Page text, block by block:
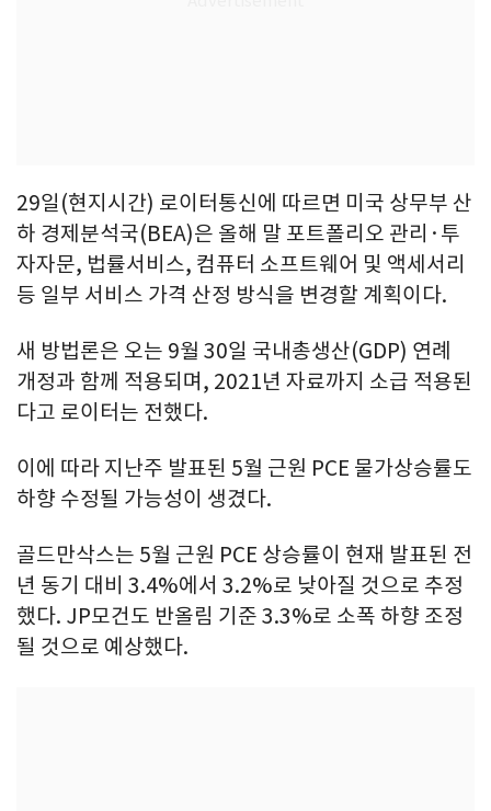
29일(현지시간) 로이터통신에 따르면 미국 상무부 산
하 경제분석국(BEA)은 올해 말 포트폴리오 관리·투
자자문, 법률서비스, 컴퓨터 소프트웨어 및 액세서리
등 일부 서비스 가격 산정 방식을 변경할 계획이다.
새 방법론은 오는 9월 30일 국내총생산(GDP) 연례
개정과 함께 적용되며, 2021년 자료까지 소급 적용된
다고 로이터는 전했다.
이에 따라 지난주 발표된 5월 근원 PCE 물가상승률도
하향 수정될 가능성이 생겼다.
골드만삭스는 5월 근원 PCE 상승률이 현재 발표된 전
년 동기 대비 3.4%에서 3.2%로 낮아질 것으로 추정
했다. JP모건도 반올림 기준 3.3%로 소폭 하향 조정
될 것으로 예상했다.